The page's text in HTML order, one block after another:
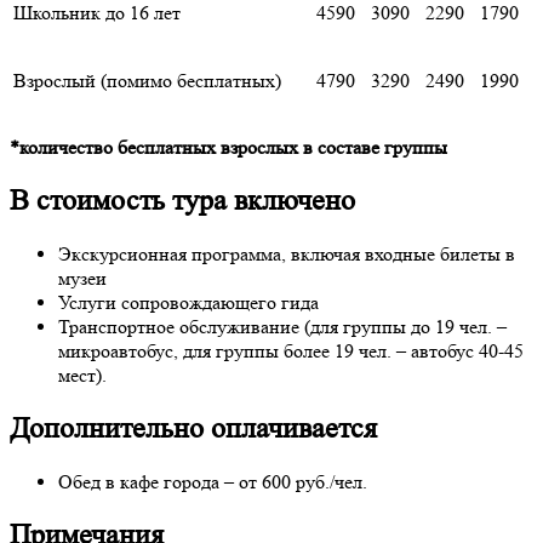
Школьник до 16 лет 4590 3090 2290 1790
Взрослый (помимо бесплатных) 4790 3290 2490 1990
*количество бесплатных взрослых в составе группы
В стоимость тура включено
Экскурсионная программа, включая входные билеты в
музеи
Услуги сопровождающего гида
Транспортное обслуживание (для группы до 19 чел. –
микроавтобус, для группы более 19 чел. – автобус 40-45
мест).
Дополнительно оплачивается
Обед в кафе города – от 600 руб./чел.
Примечания